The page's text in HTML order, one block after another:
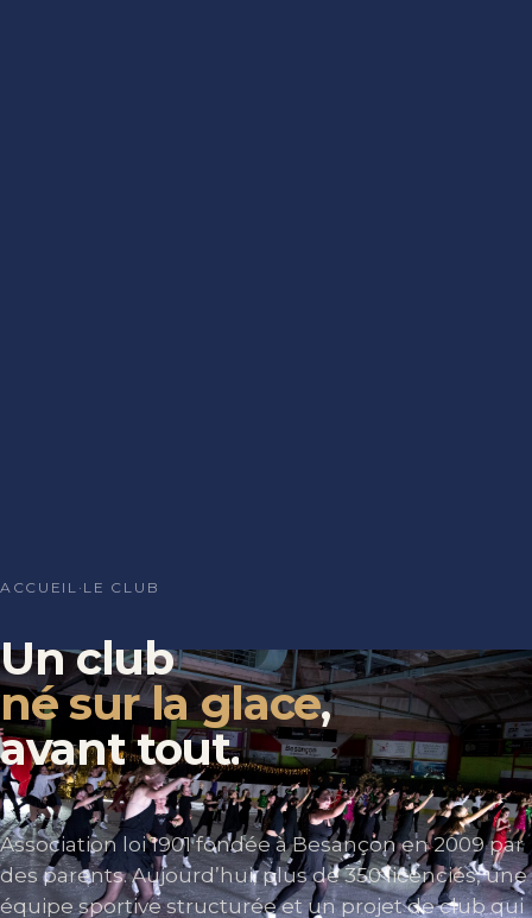
ACCUEIL · LE CLUB
Un club
né sur la glace,
avant tout.
Association loi 1901 fondée à Besançon en 2009 par
des parents. Aujourd’hui, plus de 350 licenciés, une
équipe sportive structurée et un projet de club qui